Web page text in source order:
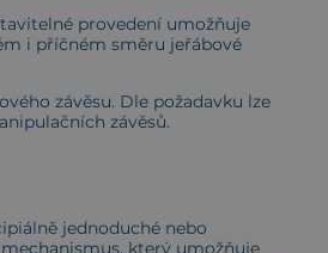
provedení umožňuje
i příčném směru jeřábové
závěsu. Dle požadavku lze
závěsů.
jednoduché nebo
který umožňuje